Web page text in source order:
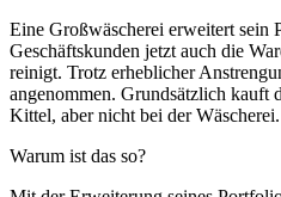
Eine Großwäscherei erweitert sein
Geschäftskunden jetzt auch die
reinigt. Trotz erheblicher
angenommen. Grundsätzlich kauft
Kittel, aber nicht bei der Wäscherei.
Warum ist das so?